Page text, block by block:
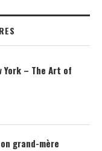
York – The Art of
grand-mère